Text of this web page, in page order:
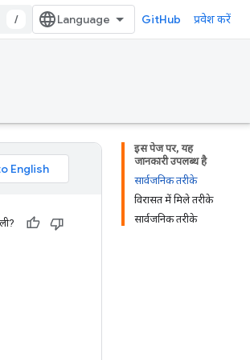
/ GitHub प्रवेश करें
इस पेज पर, यह
जानकारी उपलब्ध है
सार्वजनिक तरीके
विरासत में मिले तरीके
सार्वजनिक तरीके